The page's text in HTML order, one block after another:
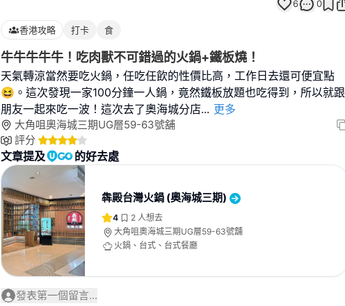
6 0
香港攻略 打卡 食
牛牛牛牛牛！吃肉獸不可錯過的火鍋+鐵板燒！
天氣轉涼當然要吃火鍋，任吃任飲的性價比高，工作日去還可便宜點
😆。這次發現一家100分鐘一人鍋，竟然鐵板放題也吃得到，所以就跟
朋友一起來吃一波！這次去了奧海城分店... 更多
大角咀奧海城三期UG層59-63號舖
評分
文章提及 的好去處
犇殿台灣火鍋 (奧海城三期)
4 2 人想去
大角咀奧海城三期UG層59-63號舖
火鍋、台式、台式餐廳
發表第一個留言...